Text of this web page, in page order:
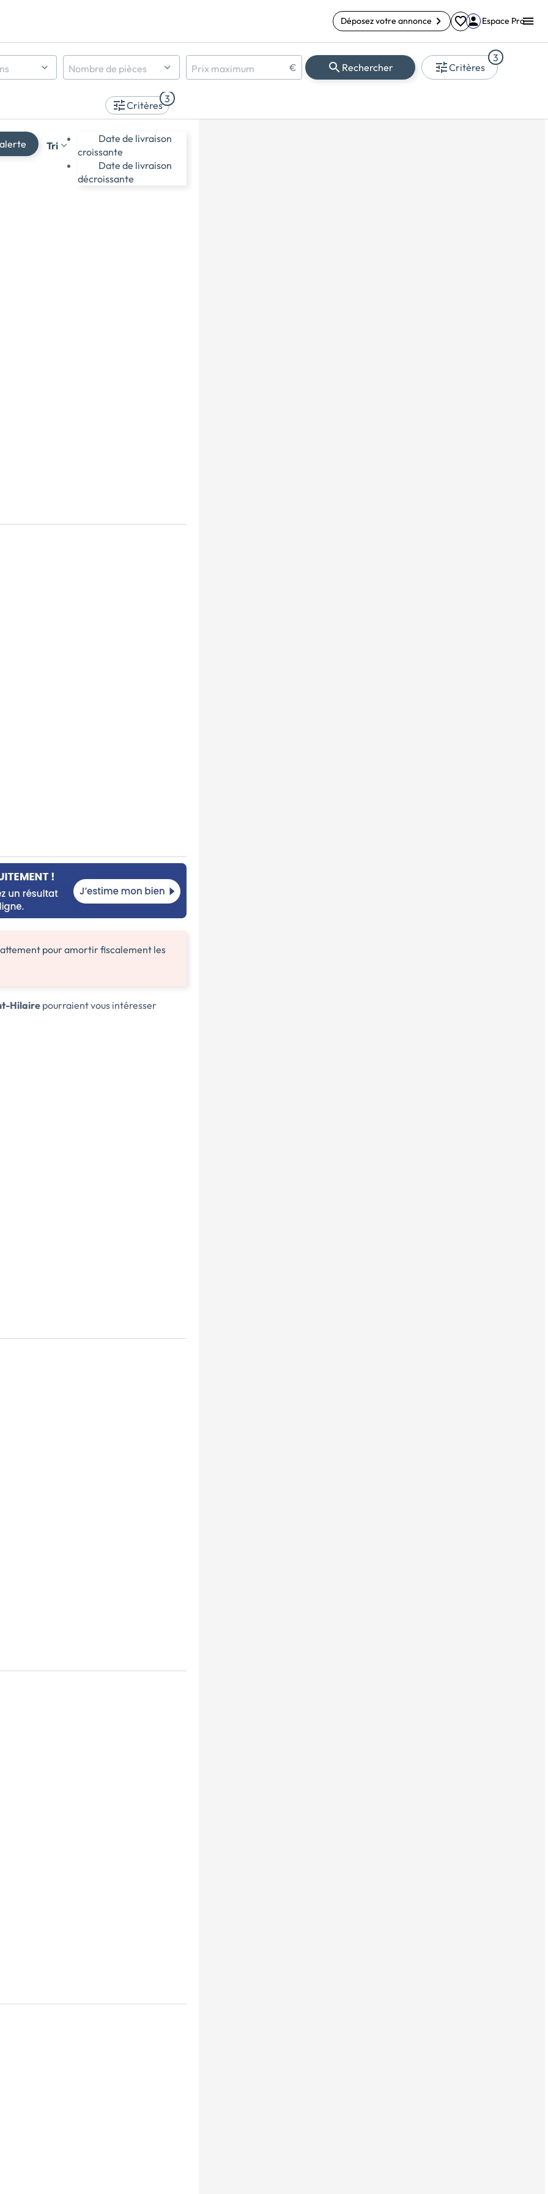
Déposez votre annonce Espace Pro
2 pièces et +
4 pièces et +
5 pièces et +
Nombre de pièces Prix maximum € Rechercher Critères
3
Critères
3
Tri
Date de livraison
croissante
Date de livraison
décroissante
pour amortir fiscalement les
Hilairepourraient vous intéresser